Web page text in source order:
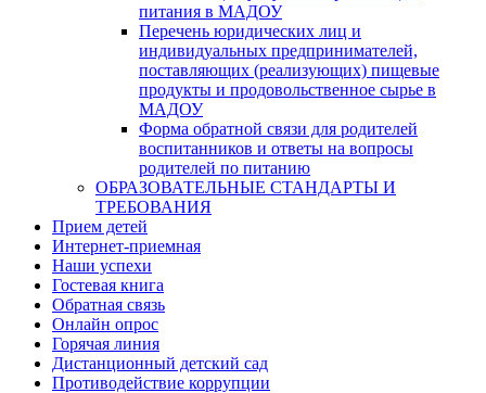
питания в МАДОУ
Перечень юридических лиц и
индивидуальных предпринимателей,
поставляющих (реализующих) пищевые
продукты и продовольственное сырье в
МАДОУ
Форма обратной связи для родителей
воспитанников и ответы на вопросы
родителей по питанию
ОБРАЗОВАТЕЛЬНЫЕ СТАНДАРТЫ И
ТРЕБОВАНИЯ
Прием детей
Интернет-приемная
Наши успехи
Гостевая книга
Обратная связь
Онлайн опрос
Горячая линия
Дистанционный детский сад
Противодействие коррупции